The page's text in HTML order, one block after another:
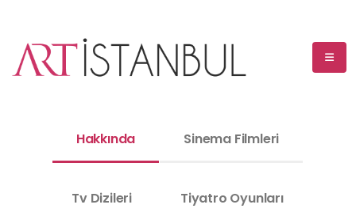
Hakkında Sinema Filmleri
Tv Dizileri Tiyatro Oyunları